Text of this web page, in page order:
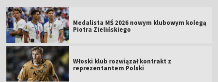
Medalista MŚ 2026 nowym klubowym kolegą
Piotra Zielińskiego
Włoski klub rozwiązał kontrakt z
reprezentantem Polski